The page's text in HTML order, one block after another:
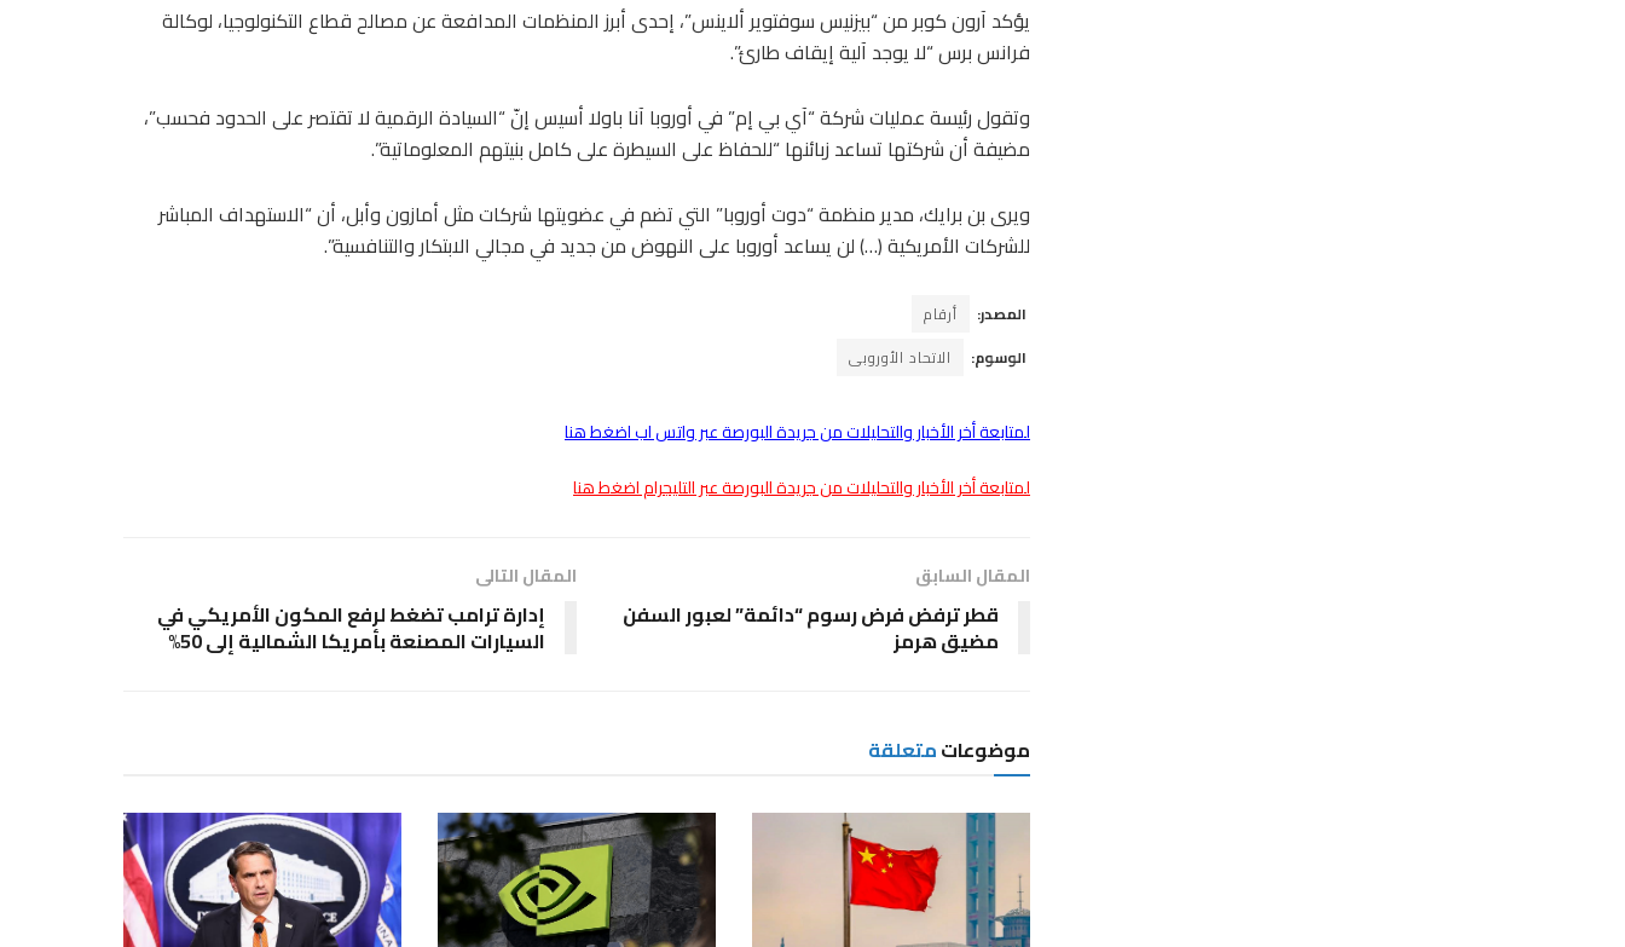
يؤكد آرون كوبر من “بيزنيس سوفتوير ألاينس”، إحدى أبرز المنظمات المدافعة عن مصالح قطاع التكنولوجيا، لوكالة
فرانس برس “لا يوجد آلية إيقاف طارئ”.
وتقول رئيسة عمليات شركة “آي بي إم” في أوروبا آنا باولا أسيس إنّ “السيادة الرقمية لا تقتصر على الحدود فحسب”،
مضيفة أن شركتها تساعد زبائنها “للحفاظ على السيطرة على كامل بنيتهم المعلوماتية”.
ويرى بن برايك، مدير منظمة “دوت أوروبا” التي تضم في عضويتها شركات مثل أمازون وأبل، أن “الاستهداف المباشر
للشركات الأمريكية (…) لن يساعد أوروبا على النهوض من جديد في مجالي الابتكار والتنافسية”.
المصدر:
أرقام
الوسوم:
الاتحاد الأوروبى
لمتابعة أخر الأخبار والتحليلات من جريدة البورصة عبر واتس اب اضغط هنا
لمتابعة أخر الأخبار والتحليلات من جريدة البورصة عبر التليجرام اضغط هنا
المقال السابق
قطر ترفض فرض رسوم “دائمة” لعبور السفن
مضيق هرمز
المقال التالى
إدارة ترامب تضغط لرفع المكون الأمريكي في
السيارات المصنعة بأمريكا الشمالية إلى 50%
موضوعاتمتعلقة